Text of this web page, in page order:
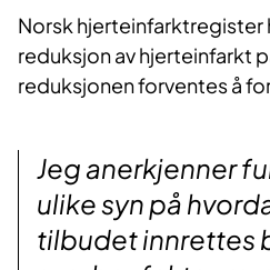
Norsk hjerteinfarktregister
reduksjon av hjerteinfarkt
reduksjonen forventes å
Jeg anerkjenner
ulike syn på
tilbudet innrettes